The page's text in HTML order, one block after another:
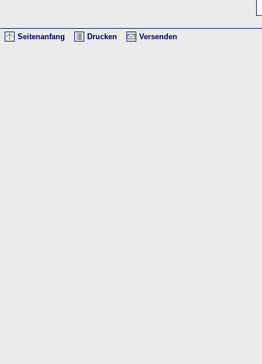
Seitenanfang Drucken Versenden